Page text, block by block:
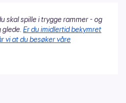
skal spille i trygge rammer - og
glede. Er du imidlertid bekymret
vi at du besøker våre